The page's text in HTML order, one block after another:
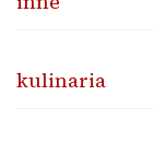
kulinaria